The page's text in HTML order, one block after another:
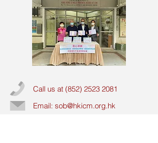
Call us at (852) 2523 2081
Email: sob@hkicm.org.hk